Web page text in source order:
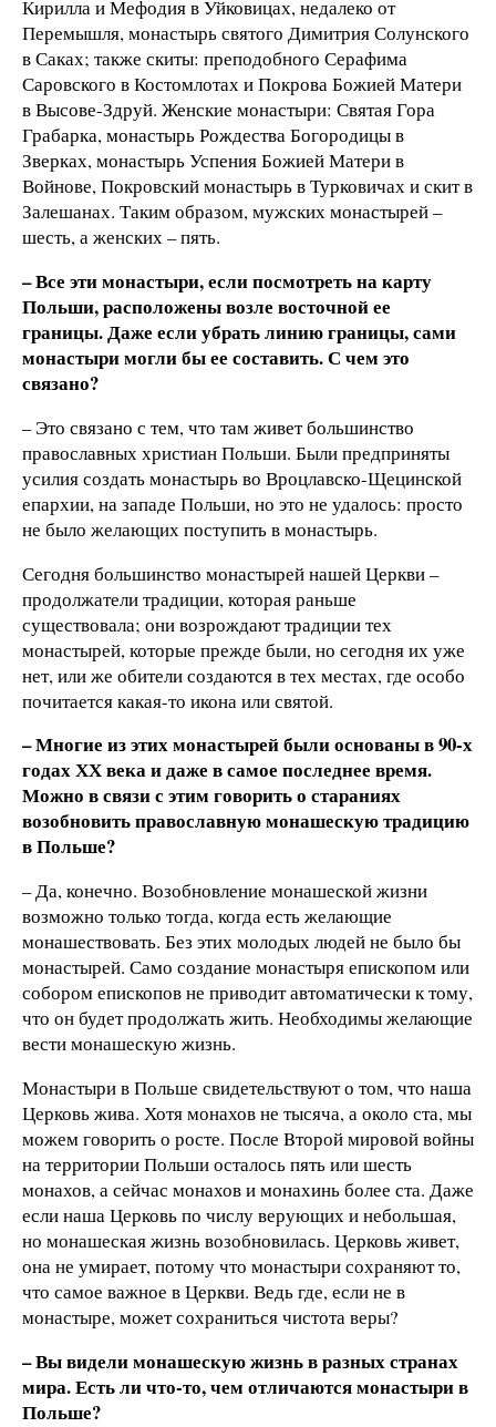
Кирилла и Мефодия в Уйковицах, недалеко от
Перемышля, монастырь святого Димитрия Солунского
в Саках; также скиты: преподобного Серафима
Саровского в Костомлотах и Покрова Божией Матери
в Высове-Здруй. Женские монастыри: Святая Гора
Грабарка, монастырь Рождества Богородицы в
Зверках, монастырь Успения Божией Матери в
Войнове, Покровский монастырь в Турковичах и скит в
Залешанах. Таким образом, мужских монастырей –
шесть, а женских – пять.
– Все эти монастыри, если посмотреть на карту
Польши, расположены возле восточной ее
границы. Даже если убрать линию границы, сами
монастыри могли бы ее составить. С чем это
связано?
– Это связано с тем, что там живет большинство
православных христиан Польши. Были предприняты
усилия создать монастырь во Вроцлавско-Щецинской
епархии, на западе Польши, но это не удалось: просто
не было желающих поступить в монастырь.
Сегодня большинство монастырей нашей Церкви –
продолжатели традиции, которая раньше
существовала; они возрождают традиции тех
монастырей, которые прежде были, но сегодня их уже
нет, или же обители создаются в тех местах, где особо
почитается какая-то икона или святой.
– Многие из этих монастырей были основаны в 90-х
годах ХХ века и даже в самое последнее время.
Можно в связи с этим говорить о стараниях
возобновить православную монашескую традицию
в Польше?
– Да, конечно. Возобновление монашеской жизни
возможно только тогда, когда есть желающие
монашествовать. Без этих молодых людей не было бы
монастырей. Само создание монастыря епископом или
собором епископов не приводит автоматически к тому,
что он будет продолжать жить. Необходимы желaющие
вести монашескую жизнь.
Монастыри в Польше свидетельствуют о том, что наша
Церковь жива. Хотя монахов не тысяча, а около ста, мы
можем говорить о росте. После Bторой мировой войны
на территории Польши осталось пять или шесть
монахов, а сейчас монахов и монахинь более ста. Даже
если наша Церковь по числу верующих и небольшая,
но монашеская жизнь возобновилась. Церковь живет,
она не умирает, потому что монастыри сохраняют то,
что самое важное в Церкви. Ведь где, если не в
монастыре, может сохраниться чистота веры?
– Вы видели монашескую жизнь в разных странах
мира. Есть ли что-то, чем отличаются монастыри в
Польше?